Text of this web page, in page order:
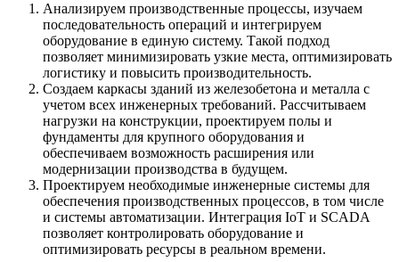
Анализируем производственные процессы, изучаем
последовательность операций и интегрируем
оборудование в единую систему. Такой подход
позволяет минимизировать узкие места, оптимизировать
логистику и повысить производительность.
Создаем каркасы зданий из железобетона и металла с
учетом всех инженерных требований. Рассчитываем
нагрузки на конструкции, проектируем полы и
фундаменты для крупного оборудования и
обеспечиваем возможность расширения или
модернизации производства в будущем.
Проектируем необходимые инженерные системы для
обеспечения производственных процессов, в том числе
и системы автоматизации. Интеграция IoT и SCADA
позволяет контролировать оборудование и
оптимизировать ресурсы в реальном времени.